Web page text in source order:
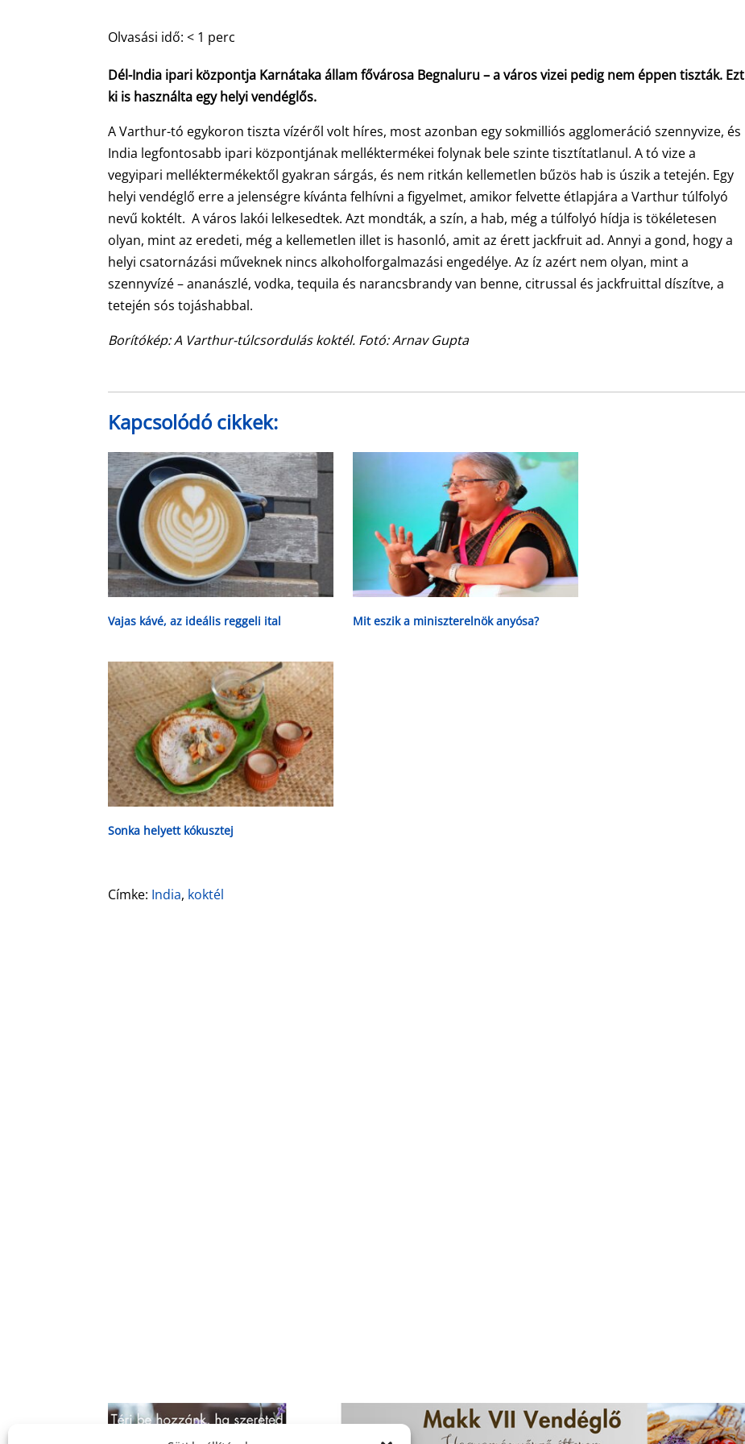
Olvasási idő:< 1 perc
Dél-India ipari központja Karnátaka állam fővárosa Begnaluru – a város vizei pedig nem éppen tiszták. Ezt
ki is használta egy helyi vendéglős.
A Varthur-tó egykoron tiszta vízéről volt híres, most azonban egy sokmilliós agglomeráció szennyvize, és
India legfontosabb ipari központjának melléktermékei folynak bele szinte tisztítatlanul. A tó vize a
vegyipari melléktermékektől gyakran sárgás, és nem ritkán kellemetlen bűzös hab is úszik a tetején. Egy
helyi vendéglő erre a jelenségre kívánta felhívni a figyelmet, amikor felvette étlapjára a Varthur túlfolyó
nevű koktélt. A város lakói lelkesedtek. Azt mondták, a szín, a hab, még a túlfolyó hídja is tökéletesen
olyan, mint az eredeti, még a kellemetlen illet is hasonló, amit az érett jackfruit ad. Annyi a gond, hogy a
helyi csatornázási műveknek nincs alkoholforgalmazási engedélye. Az íz azért nem olyan, mint a
szennyvízé – ananászlé, vodka, tequila és narancsbrandy van benne, citrussal és jackfruittal díszítve, a
tetején sós tojáshabbal.
Borítókép: A Varthur-túlcsordulás koktél. Fotó: Arnav Gupta
Kapcsolódó cikkek:
Vajas kávé, az ideális reggeli ital Mit eszik a miniszterelnök anyósa?
Sonka helyett kókusztej
Címke: India, koktél